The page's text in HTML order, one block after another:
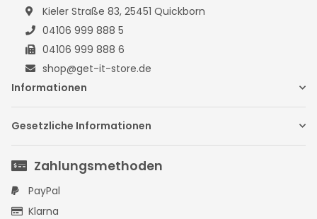
Kieler Straße 83, 25451 Quickborn
04106 999 888 5
04106 999 888 6
shop@get-it-store.de
Informationen
Gesetzliche Informationen
Zahlungsmethoden
PayPal
Klarna